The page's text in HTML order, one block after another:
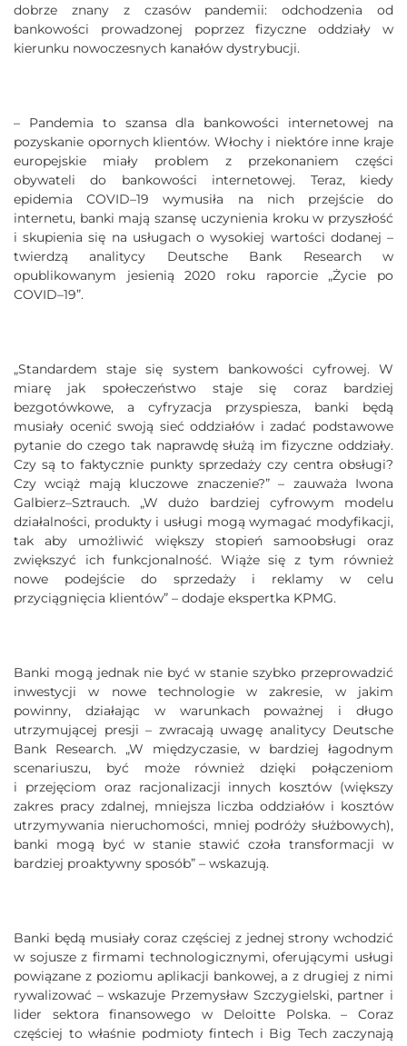
dobrze znany z czasów pandemii: odchodzenia od
bankowości prowadzonej poprzez fizyczne oddziały w
kierunku nowoczesnych kanałów dystrybucji.
– Pandemia to szansa dla bankowości internetowej na
pozyskanie opornych klientów. Włochy i niektóre inne kraje
europejskie miały problem z przekonaniem części
obywateli do bankowości internetowej. Teraz, kiedy
epidemia COVID–19 wymusiła na nich przejście do
internetu, banki mają szansę uczynienia kroku w przyszłość
i skupienia się na usługach o wysokiej wartości dodanej –
twierdzą analitycy Deutsche Bank Research w
opublikowanym jesienią 2020 roku raporcie „Życie po
COVID–19”.
„Standardem staje się system bankowości cyfrowej. W
miarę jak społeczeństwo staje się coraz bardziej
bezgotówkowe, a cyfryzacja przyspiesza, banki będą
musiały ocenić swoją sieć oddziałów i zadać podstawowe
pytanie do czego tak naprawdę służą im fizyczne oddziały.
Czy są to faktycznie punkty sprzedaży czy centra obsługi?
Czy wciąż mają kluczowe znaczenie?” – zauważa Iwona
Galbierz–Sztrauch. „W dużo bardziej cyfrowym modelu
działalności, produkty i usługi mogą wymagać modyfikacji,
tak aby umożliwić większy stopień samoobsługi oraz
zwiększyć ich funkcjonalność. Wiąże się z tym również
nowe podejście do sprzedaży i reklamy w celu
przyciągnięcia klientów” – dodaje ekspertka KPMG.
Banki mogą jednak nie być w stanie szybko przeprowadzić
inwestycji w nowe technologie w zakresie, w jakim
powinny, działając w warunkach poważnej i długo
utrzymującej presji – zwracają uwagę analitycy Deutsche
Bank Research. „W międzyczasie, w bardziej łagodnym
scenariuszu, być może również dzięki połączeniom
i przejęciom oraz racjonalizacji innych kosztów (większy
zakres pracy zdalnej, mniejsza liczba oddziałów i kosztów
utrzymywania nieruchomości, mniej podróży służbowych),
banki mogą być w stanie stawić czoła transformacji w
bardziej proaktywny sposób” – wskazują.
Banki będą musiały coraz częściej z jednej strony wchodzić
w sojusze z firmami technologicznymi, oferującymi usługi
powiązane z poziomu aplikacji bankowej, a z drugiej z nimi
rywalizować – wskazuje Przemysław Szczygielski, partner i
lider sektora finansowego w Deloitte Polska. – Coraz
częściej to właśnie podmioty fintech i Big Tech zaczynają